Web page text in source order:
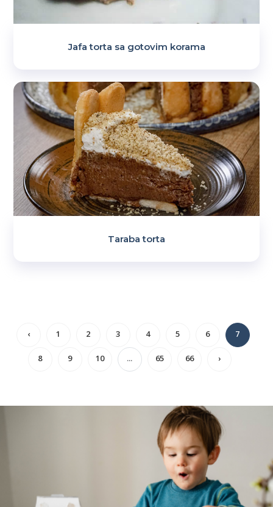
Jafa torta sa gotovim korama
Taraba torta
‹ 1 2 3 4 5 6 7
8 9 10 ... 65 66 ›